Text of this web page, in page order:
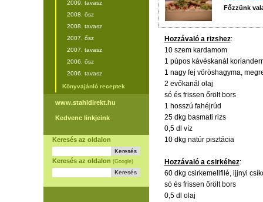
2009. tavasz
2008. ősz
2008. tavasz
2007. ősz
2007. tavasz
2006. ősz
2006. tavasz
Könyvajánló receptek
www.stahldirekt.hu
Kedvenc linkjeink
Keresés az oldalon
Keresés az oldalon (Google)
Főzzünk
Hozzávaló a rizshez:
10 szem kardamom
1 púpos kávéskanál
1 nagy fej vöröshagyma,
2 evőkanál olaj
só és frissen őrölt bors
1 hosszú fahéjrúd
25 dkg basmati rizs
0,5 dl víz
10 dkg natúr pisztácia
Hozzávaló a csirkéhez:
60 dkg csirkemellfilé, ijjnyi
só és frissen őrölt bors
0,5 dl olaj